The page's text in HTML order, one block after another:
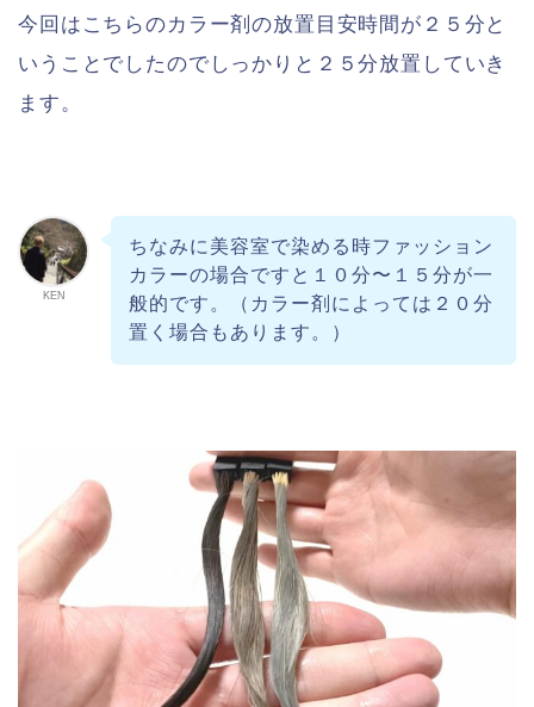
今回はこちらのカラー剤の放置目安時間が２５分と
いうことでしたのでしっかりと２５分放置していき
ます。
KEN
ちなみに美容室で染める時ファッション
カラーの場合ですと１０分〜１５分が一
般的です。（カラー剤によっては２０分
置く場合もあります。）